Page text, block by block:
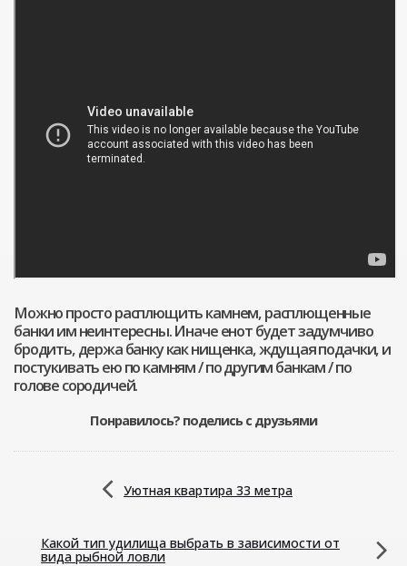
Можно просто расплющить камнем, расплющенные
банки им неинтересны. Иначе енот будет задумчиво
бродить, держа банку как нищенка, ждущая подачки, и
постукивать ею по камням / по другим банкам / по
голове сородичей.
Понравилось? поделись с друзьями
Уютная квартира 33 метра
Какой тип удилища выбрать в зависимости от
вида рыбной ловли